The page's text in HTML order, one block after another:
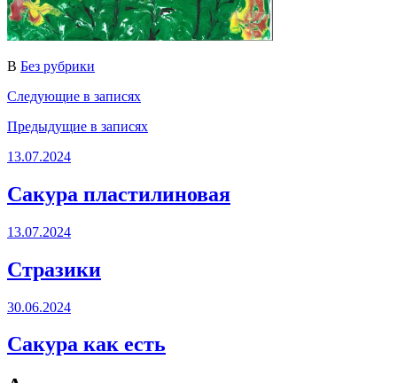
В Без рубрики
Следующие в записях
Предыдущие в записях
13.07.2024
Сакура пластилиновая
13.07.2024
Стразики
30.06.2024
Сакура как есть